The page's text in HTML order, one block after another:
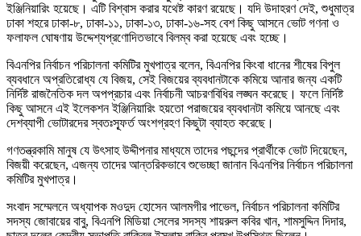
ইঞ্জিনিয়ারিং হয়েছে। এটি বিশ্বাস করার যথেষ্ট কারণ রয়েছে। যদি উদাহরণ দেই, শুধুমাত্র
ঢাকা শহরে ঢাকা-৮, ঢাকা-১১, ঢাকা-১৩, ঢাকা-১৬-সহ বেশ কিছু আসনে ভোট গণনা ও
ফলাফল ঘোষণায় উদ্দেশ্যপ্রণোদিতভাবে বিলম্ব করা হয়েছে এবং হচ্ছে।
বিএনপির নির্বাচন পরিচালনা কমিটির মুখপাত্র বলেন, বিএনপির কিংবা ধানের শীষের বিপুল
ব্যবধানে অপ্রতিরোধ্য যে বিজয়, সেই বিজয়ের ব্যবধানটাকে কমিয়ে আনার জন্য একটি
নির্দিষ্ট রাজনৈতিক দল অপপ্রচার এবং নির্বাচনী আচরণবিধির লঙ্ঘন করেছে। ফলে নির্দিষ্ট
কিছু আসনে এই ইলেকশন ইঞ্জিনিয়ারিং হয়তো পরাজয়ের ব্যবধানটা কমিয়ে আনছে এবং
দেশব্যাপী ভোটারদের স্বতঃস্ফূর্ত অংশগ্রহণ কিছুটা ব্যাহত করেছে।
গণতন্ত্রকামি মানুষ যে উৎসাহ উদ্দীপনার মাধ্যমে তাদের পছন্দের প্রার্থীকে ভোট দিয়েছেন,
বিজয়ী করেছেন, এজন্য তাদের আন্তরিকভাবে শুভেচ্ছা জানান বিএনপির নির্বাচন পরিচালনা
কমিটির মুখপাত্র।
সংবাদ সম্মেলনে অধ্যাপক মওদুদ হোসেন আলমগীর পাভেল, নির্বাচন পরিচালনা কমিটির
সদস্য জোবায়ের বাবু, বিএনপি মিডিয়া সেলের সদস্য শায়রুল কবির খান, শামসুদ্দিন দিদার,